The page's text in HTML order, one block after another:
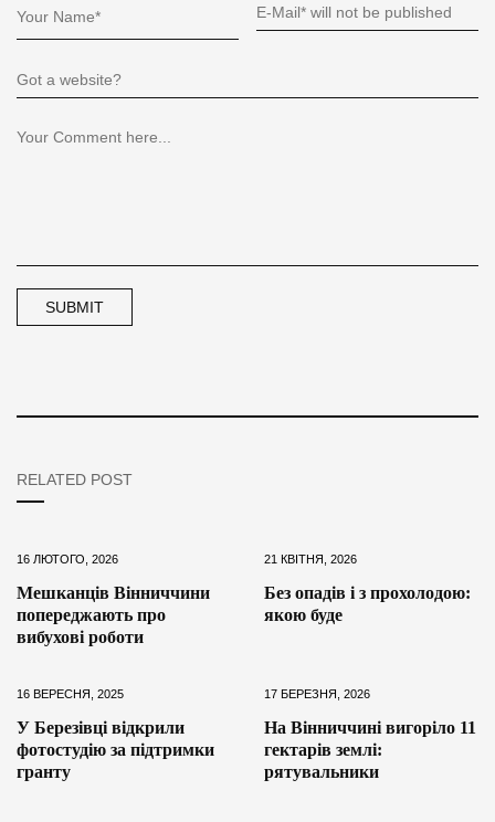
RELATED POST
16 ЛЮТОГО, 2026
Мешканців Вінниччини
попереджають про
вибухові роботи
21 КВІТНЯ, 2026
Без опадів і з прохолодою:
якою буде
16 ВЕРЕСНЯ, 2025
У Березівці відкрили
фотостудію за підтримки
гранту
17 БЕРЕЗНЯ, 2026
На Вінниччині вигоріло 11
гектарів землі:
рятувальники